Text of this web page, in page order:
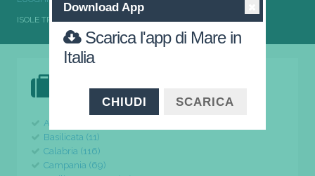
ISOLE TREMITI UN PARADISO RICCO DI SPIAGGE
Abruzzo (24)
Basilicata (11)
Calabria (116)
Campania (69)
Download App
Scarica l'app di Mare in
Italia
CHIUDI SCARICA